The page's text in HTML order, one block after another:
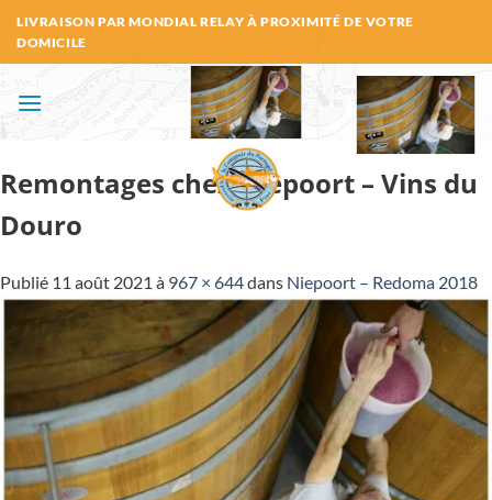
Passer
au
contenu
LIVRAISON PAR MONDIAL RELAY À PROXIMITÉ DE VOTRE
DOMICILE
Remontages chez Niepoort – Vins du
Douro
Publié 11 août 2021 à 967 × 644dans Niepoort – Redoma 2018